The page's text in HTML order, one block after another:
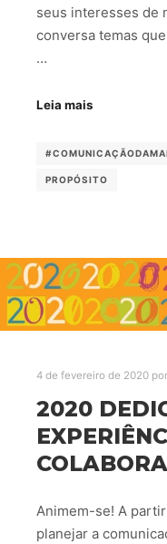
seus interesses de
conversa temas
…
Leia mais
PROPÓSITO
4 de fevereiro de 2020 por
2020
Animem-se! A
planejar a